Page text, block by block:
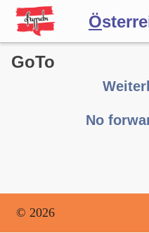
Ö
Wörterbuch
GoTo
No
© 2026